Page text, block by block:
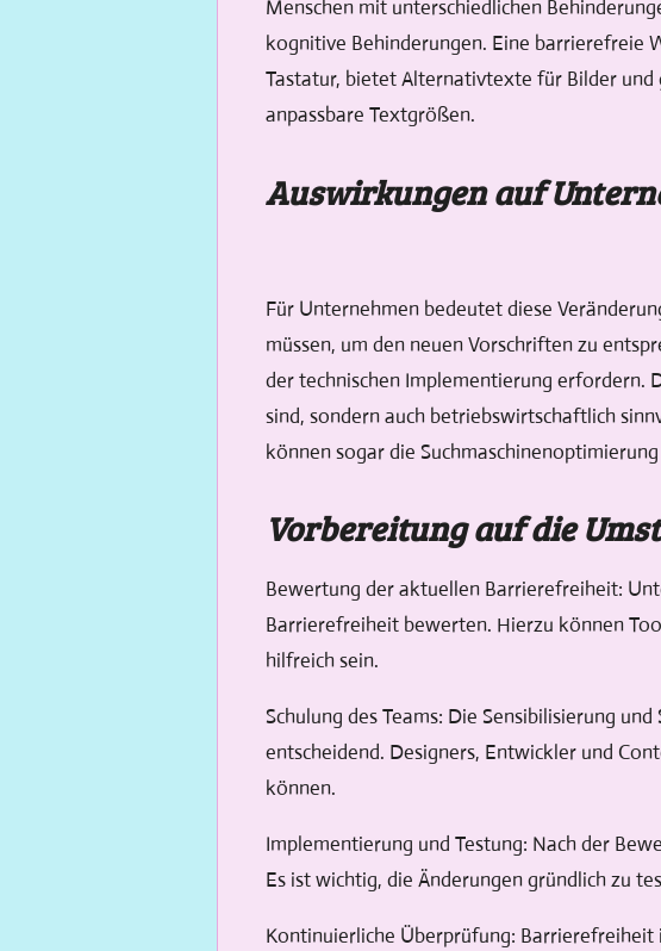
Menschen mit unterschiedlichen
kognitive Behinderungen. Eine barrierefreie
Tastatur, bietet Alternativtexte für Bilder
anpassbare Textgrößen.
Auswirkungen auf
Für Unternehmen bedeutet diese
müssen, um den neuen Vorschriften zu
der technischen Implementierung erfordern.
sind, sondern auch betriebswirtschaftlich
können sogar die
Vorbereitung auf die
Bewertung der aktuellen Barrierefreiheit:
Barrierefreiheit bewerten. Hierzu können
hilfreich sein.
Schulung des Teams: Die Sensibilisierung
entscheidend. Designers, Entwickler und
können.
Implementierung und Testung: Nach der
Es ist wichtig, die Änderungen gründlich zu
Kontinuierliche Überprüfung: